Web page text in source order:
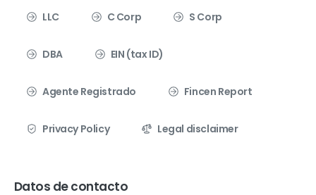
LLC C Corp S Corp
DBA EIN (tax ID)
Agente Registrado Fincen Report
Privacy Policy Legal disclaimer
Datos de contacto